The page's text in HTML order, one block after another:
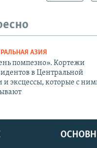
АЗИЯ
помпезно». Кортежи
в Центральной
и эксцессы, которые с